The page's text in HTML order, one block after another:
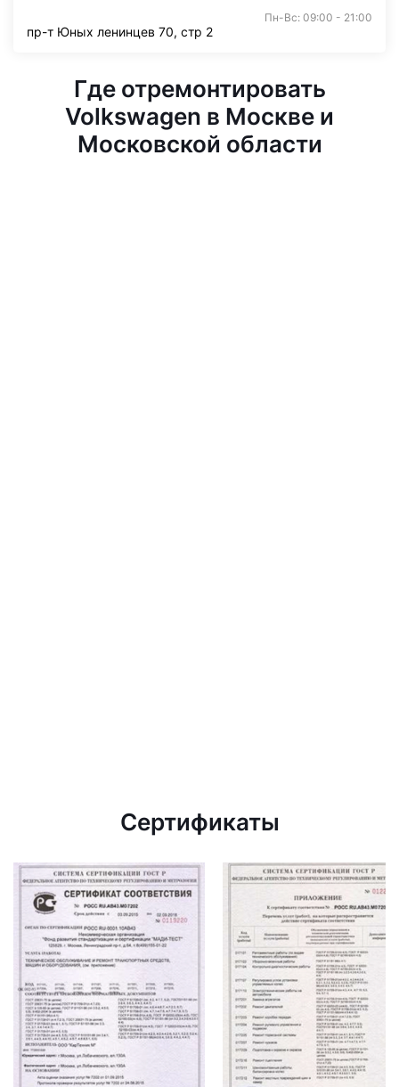
Пн-Вс: 09:00 - 21:00
пр-т Юных ленинцев 70, стр 2
Где отремонтировать
Volkswagen в Москве и
Московской области
Сертификаты